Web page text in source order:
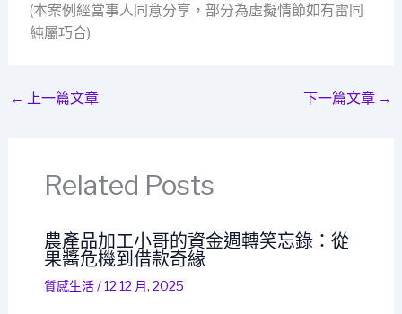
(本案例經當事人同意分享，部分為虛擬情節如有雷同
純屬巧合)
← 上一篇文章 下一篇文章 →
Related Posts
農產品加工小哥的資金週轉笑忘錄：從
果醬危機到借款奇緣
質感生活/12 12 月, 2025